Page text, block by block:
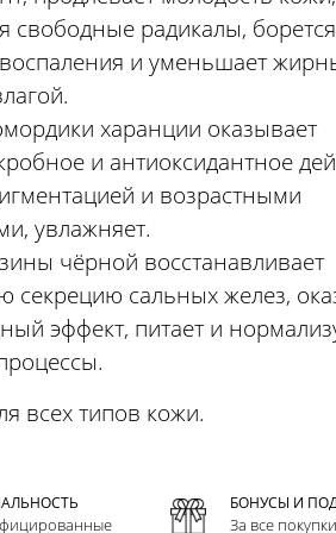
свободные радикалы,
и уменьшает
харанции оказывает
и антиоксидантное
и возрастными
увлажняет.
чёрной восстанавливает
секрецию сальных желез,
эффект, питает и
всех типов кожи.
БОНУСЫ И
За все